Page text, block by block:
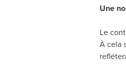
Une
Le
À cela